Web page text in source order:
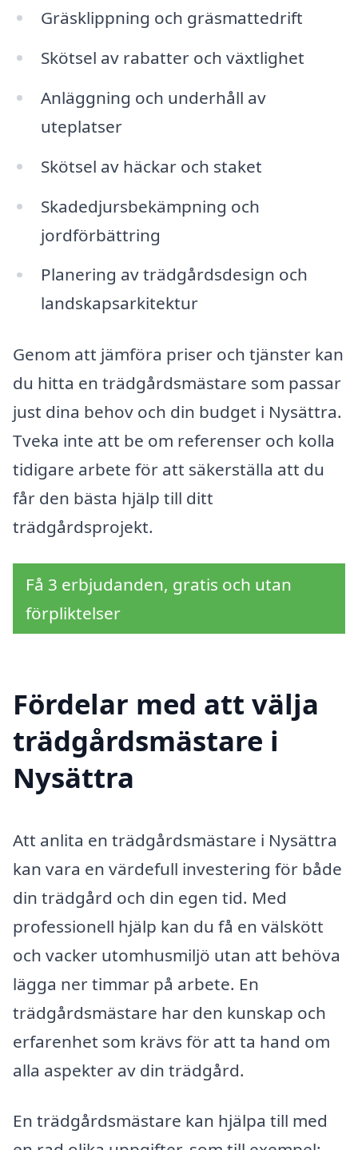
Gräsklippning och gräsmattedrift
Skötsel av rabatter och växtlighet
Anläggning och underhåll av
uteplatser
Skötsel av häckar och staket
Skadedjursbekämpning och
jordförbättring
Planering av trädgårdsdesign och
landskapsarkitektur
Genom att jämföra priser och tjänster kan
du hitta en trädgårdsmästare som passar
just dina behov och din budget i Nysättra.
Tveka inte att be om referenser och kolla
tidigare arbete för att säkerställa att du
får den bästa hjälp till ditt
trädgårdsprojekt.
Få 3 erbjudanden, gratis och utan
förpliktelser
Fördelar med att välja
trädgårdsmästare i
Nysättra
Att anlita en trädgårdsmästare i Nysättra
kan vara en värdefull investering för både
din trädgård och din egen tid. Med
professionell hjälp kan du få en välskött
och vacker utomhusmiljö utan att behöva
lägga ner timmar på arbete. En
trädgårdsmästare har den kunskap och
erfarenhet som krävs för att ta hand om
alla aspekter av din trädgård.
En trädgårdsmästare kan hjälpa till med